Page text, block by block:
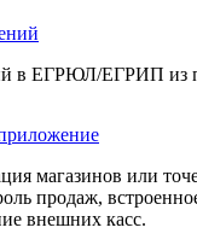
в ЕГРЮЛ/ЕГРИП из
магазинов или
продаж,
внешних касс.